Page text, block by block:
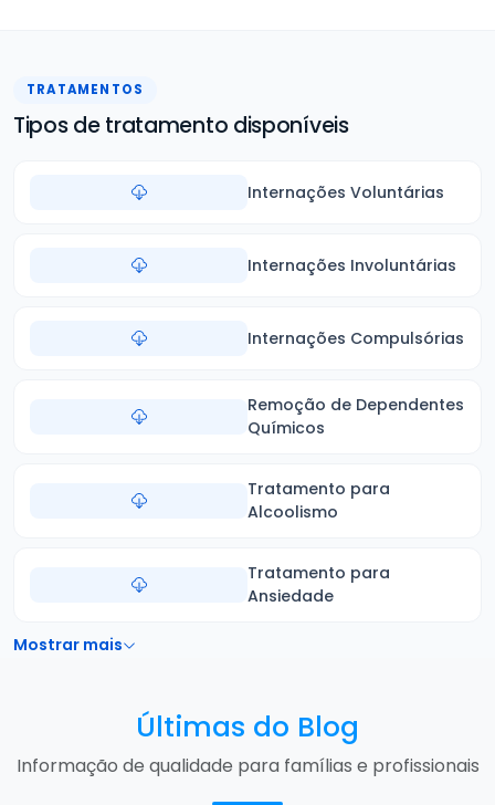
TRATAMENTOS
Tipos de tratamento disponíveis
Internações Voluntárias
Internações Involuntárias
Internações Compulsórias
Remoção de Dependentes
Químicos
Tratamento para
Alcoolismo
Tratamento para
Ansiedade
Mostrar mais
Últimas do Blog
Informação de qualidade para famílias e profissionais